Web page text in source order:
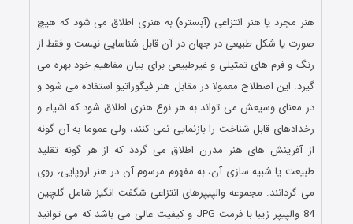
هنر مجرد یا هنر انتزاعی (آبستره) به هنری اطلاق می‌ شود که هیچ
صورت یا شکل طبیعی در جهان در آن قابل شناسایی نیست و فقط از
رنگ و فرم‌ های تمثیلی و غیرطبیعی برای بیان مفاهیم خود بهره می‌
گیرد. این اصطلاح معمولا در مقابل هنر فیگوراتیو استفاده می‌ شود و
در معنای وسیعش می‌ تواند به هر نوع هنری اطلاق شود که اشیاء و
رخدادهای قابل شناخت را بازنمایی نمی‌ کنند، ولی عموما به آن گونه
از آفرینش‌ های هنر مدرن اطلاق می‌ گردد که از هر گونه تقلید
طبیعت یا شبیه‌ سازی آن، به مفهوم مرسوم آن در هنر اروپایی، روی
می‌ گردانند. مجموعه والپیپرهای انتزاعی شگفت انگیز شامل گلچین
84 والپیپر زیبا با فرمت JPG و کیفیت عالی می باشد که می توانید